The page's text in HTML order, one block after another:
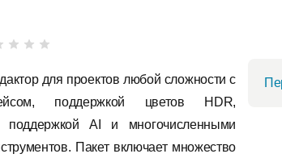
для проектов любой сложности с
поддержкой цветов
HDR,
поддержкой AI и многочисленными
Пакет включает множество